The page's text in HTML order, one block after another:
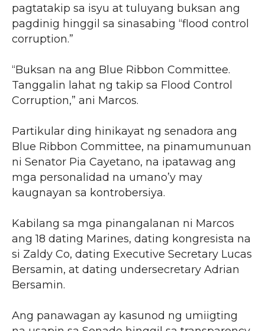
pagtatakip sa isyu at tuluyang buksan ang
pagdinig hinggil sa sinasabing “flood control
corruption.”
“Buksan na ang Blue Ribbon Committee.
Tanggalin lahat ng takip sa Flood Control
Corruption,” ani Marcos.
Partikular ding hinikayat ng senadora ang
Blue Ribbon Committee, na pinamumunuan
ni Senator Pia Cayetano, na ipatawag ang
mga personalidad na umano’y may
kaugnayan sa kontrobersiya.
Kabilang sa mga pinangalanan ni Marcos
ang 18 dating Marines, dating kongresista na
si Zaldy Co, dating Executive Secretary Lucas
Bersamin, at dating undersecretary Adrian
Bersamin.
Ang panawagan ay kasunod ng umiigting